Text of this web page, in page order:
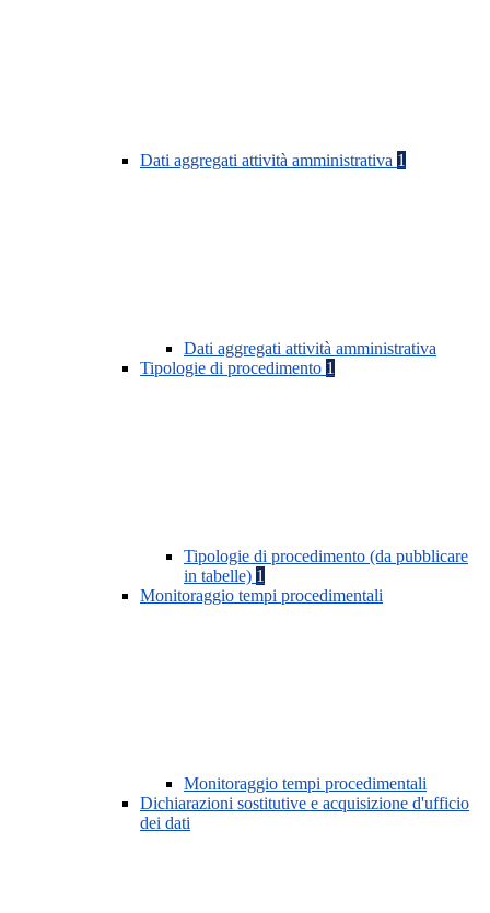
Dati aggregati attività amministrativa 1
Dati aggregati attività amministrativa
Tipologie di procedimento 1
Tipologie di procedimento (da pubblicare
in tabelle) 1
Monitoraggio tempi procedimentali
Monitoraggio tempi procedimentali
Dichiarazioni sostitutive e acquisizione d'ufficio
dei dati